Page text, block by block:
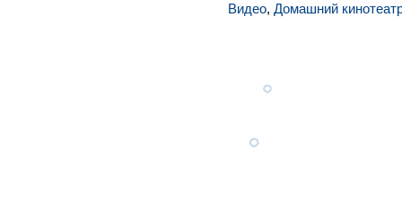
Видео, Домашний